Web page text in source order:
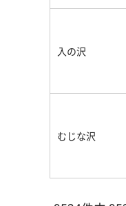
入の沢
むじな沢